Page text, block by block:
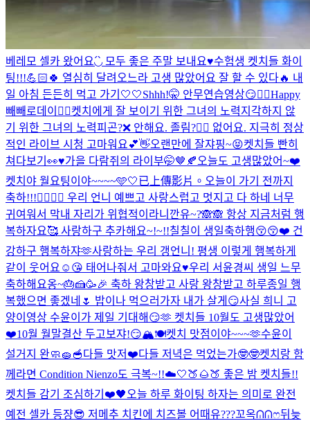
베레모 셀카 왔어요◟́◞̀ 모두 좋은 주말 보내요♥수험생 켓치들 화이
팅!!!💪🏻🍀 열심히 달려오느라 고생 많았어요 잘 할 수 있다🔥 내
일 아침 든든히 먹고 가기🤍🤍Shhh!🤫 안무연습영상😏❤️‍🔥Happy
빼빼로데이❤️‍🔥켓치에게 잘 보이기 위한 그녀의 노력지각하지 않
기 위한 그녀의 노력피곤?❌ 안해요. 졸림?🙅‍♀️ 없어요. 지극히 정상
적인 라이브 시청 고마워요💕👋오랜만에 잘쟈핑~😝켓치들 빤히
쳐다보기👀♥가을 다람쥐의 라이부🤭🤎🍂 오늘도 고생많았어~❤️
켓치야 월요팅이야~~~~🩵🤍已上傳影片。 오늘이 가기 전까지
축하!!!❤️‍🔥❤️‍🔥 우리 언니 예쁘고 사랑스럽고 멋지고 다 하네 너무
귀여워서 막내 자리가 위협적이라니깐유~?🙈🙈 항상 지금처럼 행
복하자요🥰 사랑하구 추카해요~!~!!칠칠이 생일축하행😚😚❤️ 건
강하구 행복하쟈🫶사랑하는 우리 갱언니! 평생 이렇게 행복하게
같이 웃어요☺😘 태어나줘서 고마와요♥우리 서윤경씨 생일 느무
축하해요옹~🎂🍰🥳🎉 축하 왕창받고 사랑 왕창받고 하루종일 행
복했으면 좋겠네🌷 밥이나 먹으러가자 내가 살게😏사실 희니 고
양이영상 수윤이가 제일 기대해😏🫶 켓치들 10월도 고생많았어
❤️10월 월말결산 두고보쟈!😏🏔️🍽️켓치 맛점이야~~~🫶수윤이
설거지 완🧼🧽🥣다들 맛저❤️다들 저녁은 먹었는가🤓🤓켓치랑 함
께라면 Condition Nienzo도 극복~!!☁️🤍🍑🌰🍑 좋은 밤 켓치들!!
켓치들 감기 조심하기❤️🖤 오늘 하루 화이팅 하자는 의미로 완전
예전 셀카 등쟝😎 저메추 치킨에 치즈볼 어때유???꼬옥ᕬᕬෆ뒤늦